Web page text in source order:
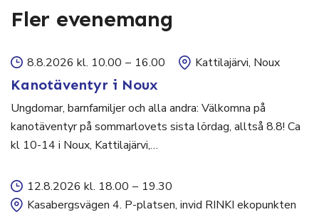
Fler evenemang
8.8.2026 kl. 10.00 – 16.00 Kattilajärvi, Noux
Kanotäventyr i Noux
Ungdomar, barnfamiljer och alla andra: Välkomna på
kanotäventyr på sommarlovets sista lördag, alltså 8.8! Ca
kl 10-14 i Noux, Kattilajärvi,…
12.8.2026 kl. 18.00 – 19.30
Kasabergsvägen 4. P-platsen, invid RINKI ekopunkten